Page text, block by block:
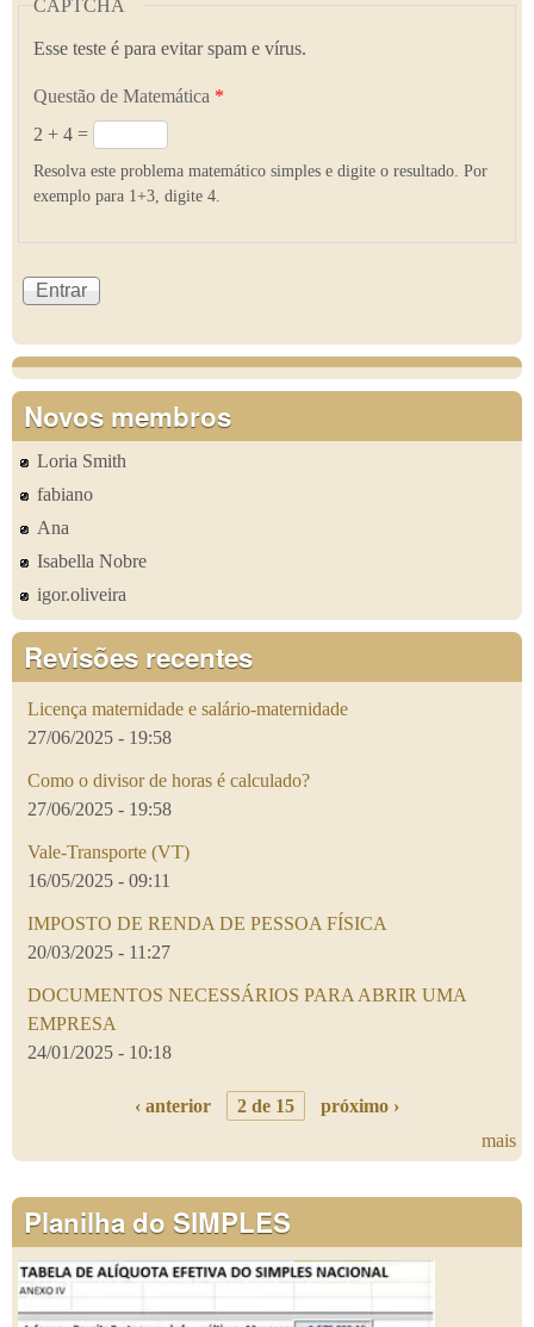
CAPTCHA
Esse teste é para evitar spam e vírus.
Questão de Matemática *
2 + 4 =
Resolva este problema matemático simples e digite o resultado. Por
exemplo para 1+3, digite 4.
Novos membros
Loria Smith
fabiano
Ana
Isabella Nobre
igor.oliveira
Revisões recentes
Licença maternidade e salário-maternidade
27/06/2025 - 19:58
Como o divisor de horas é calculado?
27/06/2025 - 19:58
Vale-Transporte (VT)
16/05/2025 - 09:11
IMPOSTO DE RENDA DE PESSOA FÍSICA
20/03/2025 - 11:27
DOCUMENTOS NECESSÁRIOS PARA ABRIR UMA
EMPRESA
24/01/2025 - 10:18
‹ anterior 2 de 15
próximo ›
mais
Planilha do SIMPLES